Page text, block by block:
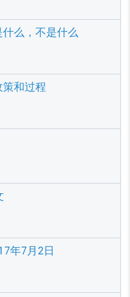
么，不是什么
策和过程
年7月2日